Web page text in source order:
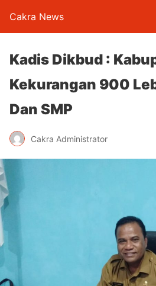
Cakra News
Kadis Dikbud :
Kekurangan 900
Dan SMP
Cakra Administrator